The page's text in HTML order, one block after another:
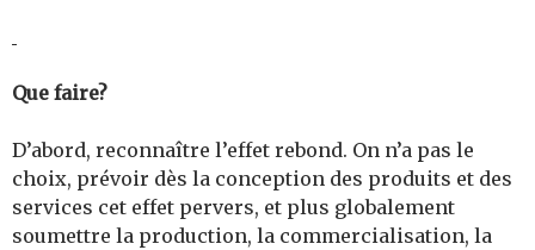
Que faire?
D’abord, reconnaître l’effet rebond. On n’a pas le
choix, prévoir dès la conception des produits et des
services cet effet pervers, et plus globalement
soumettre la production, la commercialisation, la